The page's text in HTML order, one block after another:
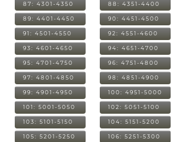
87: 4301-4350 88: 4351-4400
89: 4401-4450 90: 4451-4500
91: 4501-4550 92: 4551-4600
93: 4601-4650 94: 4651-4700
95: 4701-4750 96: 4751-4800
97: 4801-4850 98: 4851-4900
99: 4901-4950 100: 4951-5000
101: 5001-5050 102: 5051-5100
103: 5101-5150 104: 5151-5200
105: 5201-5250 106: 5251-5300